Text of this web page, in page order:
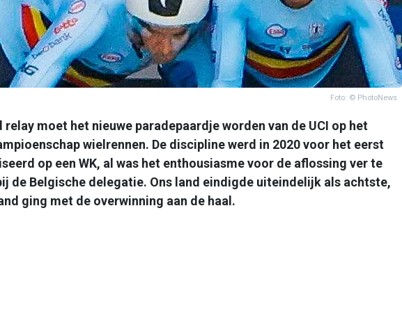
Foto: © PhotoNews
relay moet het nieuwe paradepaardje worden van de UCI op het
wielrennen. De discipline werd in 2020 voor het eerst
op een WK, al was het enthousiasme voor de aflossing ver te
de Belgische delegatie. Ons land eindigde uiteindelijk als achtste,
ging met de overwinning aan de haal.